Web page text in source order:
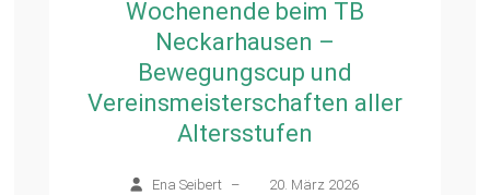
Wochenende beim TB
Neckarhausen –
Bewegungscup und
Vereinsmeisterschaften aller
Altersstufen
Ena Seibert – 20. März 2026